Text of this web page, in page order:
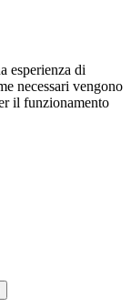
esperienza di
necessari vengono
il funzionamento